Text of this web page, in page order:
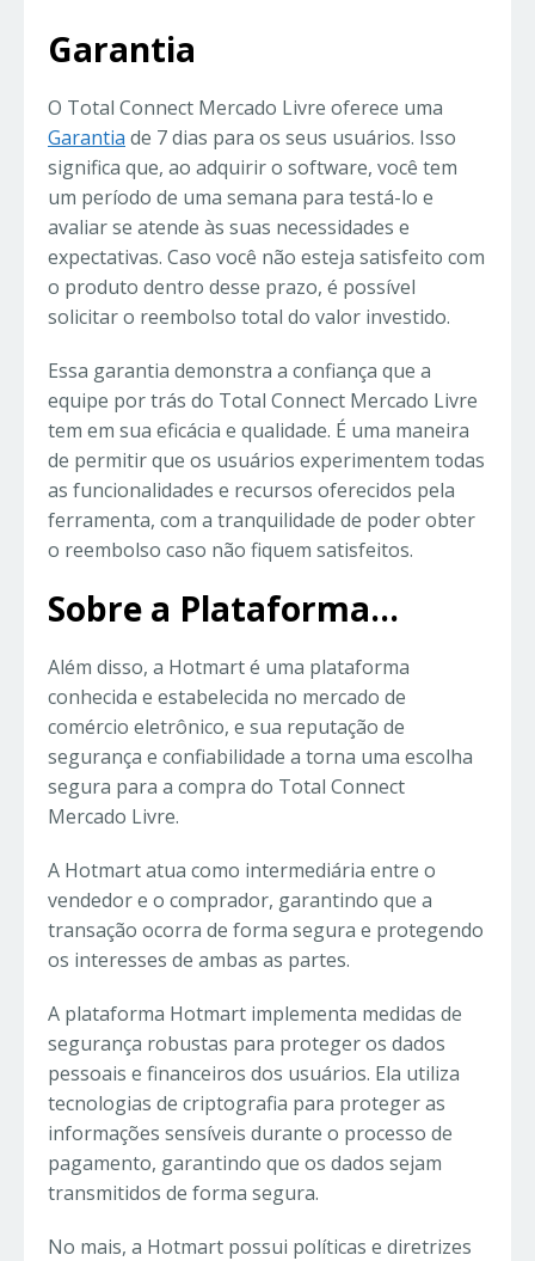
Garantia
O Total Connect Mercado Livre oferece uma
Garantia de 7 dias para os seus usuários. Isso
significa que, ao adquirir o software, você tem
um período de uma semana para testá-lo e
avaliar se atende às suas necessidades e
expectativas. Caso você não esteja satisfeito com
o produto dentro desse prazo, é possível
solicitar o reembolso total do valor investido.
Essa garantia demonstra a confiança que a
equipe por trás do Total Connect Mercado Livre
tem em sua eficácia e qualidade. É uma maneira
de permitir que os usuários experimentem todas
as funcionalidades e recursos oferecidos pela
ferramenta, com a tranquilidade de poder obter
o reembolso caso não fiquem satisfeitos.
Sobre a Plataforma…
Além disso, a Hotmart é uma plataforma
conhecida e estabelecida no mercado de
comércio eletrônico, e sua reputação de
segurança e confiabilidade a torna uma escolha
segura para a compra do Total Connect
Mercado Livre.
A Hotmart atua como intermediária entre o
vendedor e o comprador, garantindo que a
transação ocorra de forma segura e protegendo
os interesses de ambas as partes.
A plataforma Hotmart implementa medidas de
segurança robustas para proteger os dados
pessoais e financeiros dos usuários. Ela utiliza
tecnologias de criptografia para proteger as
informações sensíveis durante o processo de
pagamento, garantindo que os dados sejam
transmitidos de forma segura.
No mais, a Hotmart possui políticas e diretrizes